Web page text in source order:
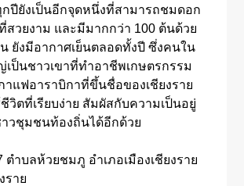
ปียังเป็นอีกจุดหนึ่งที่สามารถชมดอก
สวยงาม และมีมากกว่า 100 ต้นด้วย
ยังมีอากาศเย็นตลอดทั้งปี ซึ่งคนใน
ป็นชาวเขาที่ทำอาชีพเกษตรกรรม
าแฟอาราบิกาที่ขึ้นชื่อของเชียงราย
วิตที่เรียบง่าย สัมผัสกับความเป็นอยู่
วชุมชนท้องถิ่นได้อีกด้วย
ตำบลห้วยชมภู อำเภอเมืองเชียงราย
ราย